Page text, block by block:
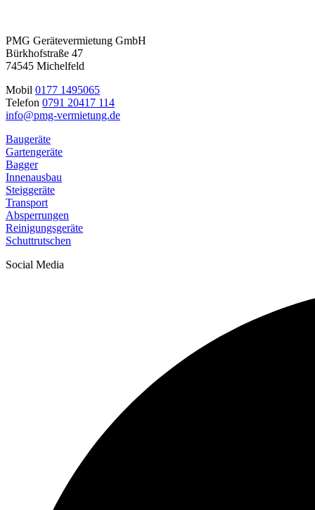
PMG Gerätevermietung GmbH
Bürkhofstraße 47
74545 Michelfeld
Mobil 0177 1495065
Telefon 0791 20417 114
info@pmg-vermietung.de
Baugeräte
Gartengeräte
Bagger
Innenausbau
Steiggeräte
Transport
Absperrungen
Reinigungsgeräte
Schuttrutschen
Social Media